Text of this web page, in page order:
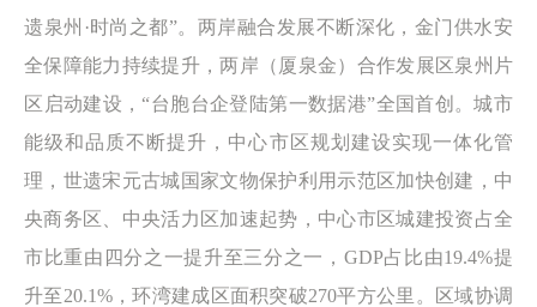
遗泉州·时尚之都”。两岸融合发展不断深化，金门供水安
全保障能力持续提升，两岸（厦泉金）合作发展区泉州片
区启动建设，“台胞台企登陆第一数据港”全国首创。城市
能级和品质不断提升，中心市区规划建设实现一体化管
理，世遗宋元古城国家文物保护利用示范区加快创建，中
央商务区、中央活力区加速起势，中心市区城建投资占全
市比重由四分之一提升至三分之一，GDP占比由19.4%提
升至20.1%，环湾建成区面积突破270平方公里。区域协调